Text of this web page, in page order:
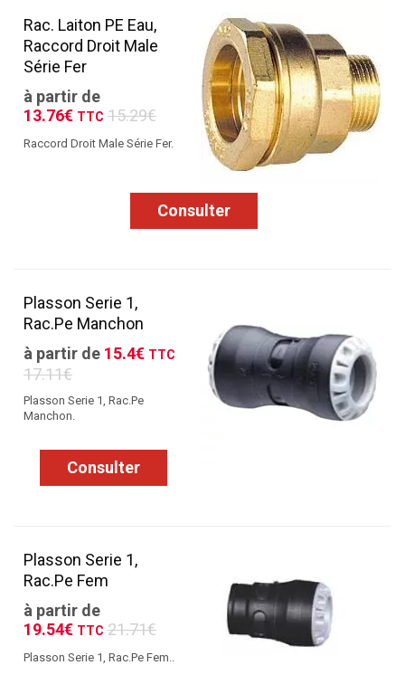
Rac. Laiton PE Eau,
Raccord Droit Male
Série Fer
à partir de
13.76€ TTC 15.29€
Raccord Droit Male Série Fer.
Consulter
Plasson Serie 1,
Rac.Pe Manchon
à partir de 15.4€ TTC
17.11€
Plasson Serie 1, Rac.Pe
Manchon.
Consulter
Plasson Serie 1,
Rac.Pe Fem
à partir de
19.54€ TTC 21.71€
Plasson Serie 1, Rac.Pe Fem..